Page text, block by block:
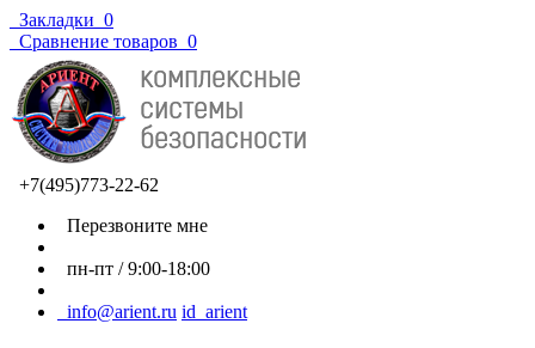
Закладки 0
Сравнение товаров 0
+7(495)773-22-62
Перезвоните мне
пн-пт / 9:00-18:00
info@arient.ru id_arient